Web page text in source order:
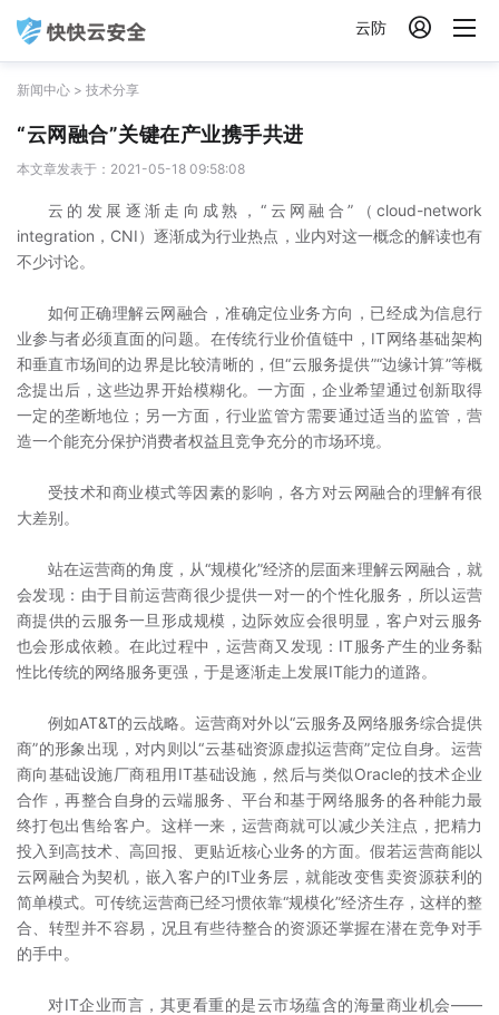
云防 
新闻中心 > 技术分享
“云网融合”关键在产业携手共进
本文章发表于：2021-05-18 09:58:08
云的发展逐渐走向成熟，“云网融合”（cloud-network
integration，CNI）逐渐成为行业热点，业内对这一概念的解读也有
不少讨论。
如何正确理解云网融合，准确定位业务方向，已经成为信息行
业参与者必须直面的问题。在传统行业价值链中，IT网络基础架构
和垂直市场间的边界是比较清晰的，但“云服务提供”“边缘计算”等概
念提出后，这些边界开始模糊化。一方面，企业希望通过创新取得
一定的垄断地位；另一方面，行业监管方需要通过适当的监管，营
造一个能充分保护消费者权益且竞争充分的市场环境。
受技术和商业模式等因素的影响，各方对云网融合的理解有很
大差别。
站在运营商的角度，从“规模化”经济的层面来理解云网融合，就
会发现：由于目前运营商很少提供一对一的个性化服务，所以运营
商提供的云服务一旦形成规模，边际效应会很明显，客户对云服务
也会形成依赖。在此过程中，运营商又发现：IT服务产生的业务黏
性比传统的网络服务更强，于是逐渐走上发展IT能力的道路。
例如AT&T的云战略。运营商对外以“云服务及网络服务综合提供
商”的形象出现，对内则以“云基础资源虚拟运营商”定位自身。运营
商向基础设施厂商租用IT基础设施，然后与类似Oracle的技术企业
合作，再整合自身的云端服务、平台和基于网络服务的各种能力最
终打包出售给客户。这样一来，运营商就可以减少关注点，把精力
投入到高技术、高回报、更贴近核心业务的方面。假若运营商能以
云网融合为契机，嵌入客户的IT业务层，就能改变售卖资源获利的
简单模式。可传统运营商已经习惯依靠“规模化”经济生存，这样的整
合、转型并不容易，况且有些待整合的资源还掌握在潜在竞争对手
的手中。
对IT企业而言，其更看重的是云市场蕴含的海量商业机会——